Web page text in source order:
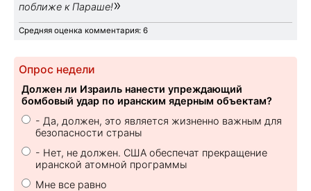
поближе к Параше!»
Средняя оценка комментария: 6
Опрос недели
Должен ли Израиль нанести упреждающий
бомбовый удар по иранским ядерным объектам?
- Да, должен, это является жизненно важным для
безопасности страны
- Нет, не должен. США обеспечат прекращение
иранской атомной программы
Мне все равно